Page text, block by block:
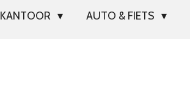
KANTOOR AUTO & FIETS